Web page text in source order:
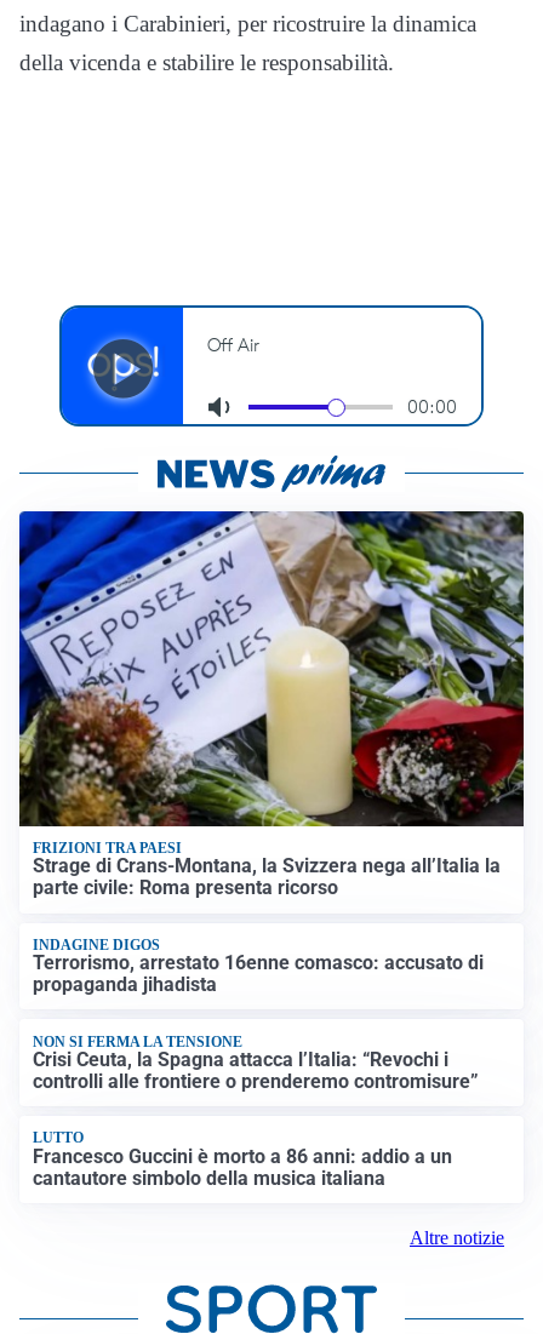
indagano i Carabinieri, per ricostruire la dinamica
della vicenda e stabilire le responsabilità.
FRIZIONI TRA PAESI
Strage di Crans-Montana, la Svizzera nega all’Italia la
parte civile: Roma presenta ricorso
INDAGINE DIGOS
Terrorismo, arrestato 16enne comasco: accusato di
propaganda jihadista
NON SI FERMA LA TENSIONE
Crisi Ceuta, la Spagna attacca l’Italia: “Revochi i
controlli alle frontiere o prenderemo contromisure”
LUTTO
Francesco Guccini è morto a 86 anni: addio a un
cantautore simbolo della musica italiana
Altre notizie